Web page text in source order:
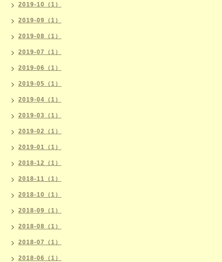
2019-10（1）
2019-09（1）
2019-08（1）
2019-07（1）
2019-06（1）
2019-05（1）
2019-04（1）
2019-03（1）
2019-02（1）
2019-01（1）
2018-12（1）
2018-11（1）
2018-10（1）
2018-09（1）
2018-08（1）
2018-07（1）
2018-06（1）